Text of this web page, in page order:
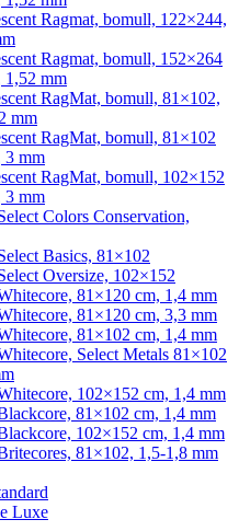
Ragmat, bomull, 122×244,
Ragmat, bomull, 152×264
1,52 mm
RagMat, bomull, 81×102,
mm
RagMat, bomull, 81×102
3 mm
RagMat, bomull, 102×152
3 mm
Colors Conservation,
Basics, 81×102
Oversize, 102×152
81×120 cm, 1,4 mm
81×120 cm, 3,3 mm
81×102 cm, 1,4 mm
Select Metals 81×102
102×152 cm, 1,4 mm
81×102 cm, 1,4 mm
102×152 cm, 1,4 mm
81×102, 1,5-1,8 mm
Luxe